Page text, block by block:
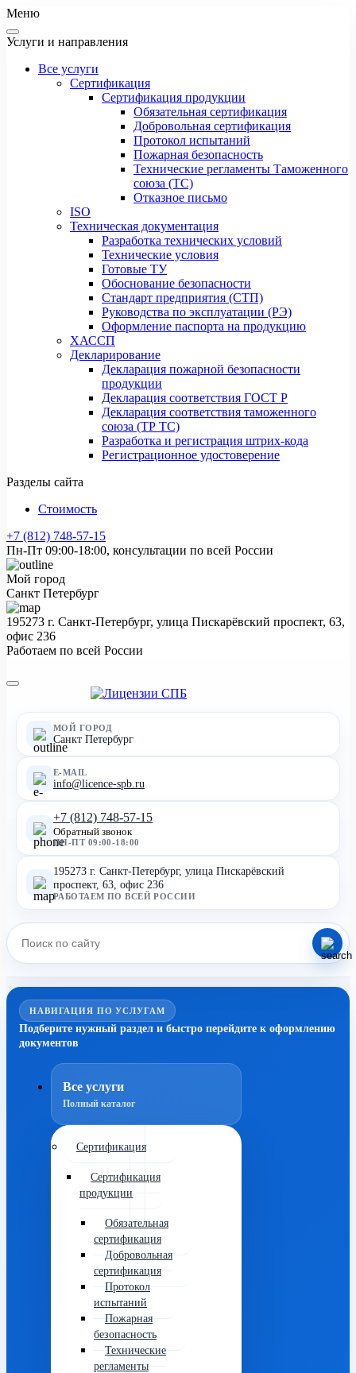
Меню
Услуги и направления
Все услуги
Сертификация
Сертификация продукции
Обязательная сертификация
Добровольная сертификация
Протокол испытаний
Пожарная безопасность
Технические регламенты Таможенного
союза (ТС)
Отказное письмо
ISO
Техническая документация
Разработка технических условий
Технические условия
Готовые ТУ
Обоснование безопасности
Стандарт предприятия (СТП)
Руководства по эксплуатации (РЭ)
Оформление паспорта на продукцию
ХАССП
Декларирование
Декларация пожарной безопасности
продукции
Декларация соответствия ГОСТ Р
Декларация соответствия таможенного
союза (ТР ТС)
Разработка и регистрация штрих-кода
Регистрационное удостоверение
Разделы сайта
Стоимость
+7 (812) 748-57-15
Пн-Пт 09:00-18:00, консультации по всей России
Мой город
Санкт Петербург
195273 г. Санкт-Петербург, улица Пискарёвский проспект, 63,
офис 236
Работаем по всей России
МОЙ ГОРОД
Санкт Петербург
E-MAIL
info@licence-spb.ru
+7 (812) 748-57-15
Обратный звонок
ПН-ПТ 09:00-18:00
195273 г. Санкт-Петербург, улица Пискарёвский
проспект, 63, офис 236
РАБОТАЕМ ПО ВСЕЙ РОССИИ
НАВИГАЦИЯ ПО УСЛУГАМ
Подберите нужный раздел и быстро перейдите к оформлению
документов
Все услуги
Полный каталог
Сертификация
Сертификация
продукции
Обязательная
сертификация
Добровольная
сертификация
Протокол
испытаний
Пожарная
безопасность
Технические
регламенты